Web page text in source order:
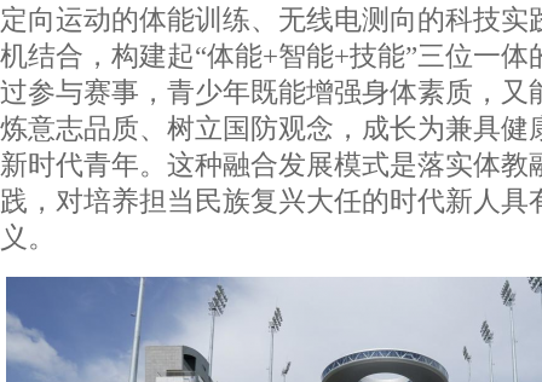
定向运动的体能训练、无线电测向的科技实
机结合，构建起“体能+智能+技能”三位一
过参与赛事，青少年既能增强身体素质，又
炼意志品质、树立国防观念，成长为兼具健
新时代青年。这种融合发展模式是落实体教
践，对培养担当民族复兴大任的时代新人具
义。